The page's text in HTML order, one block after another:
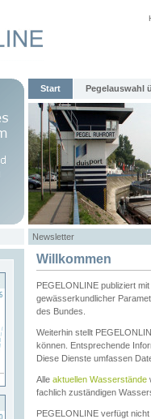
Start Pegelauswahl
Newsletter
Willkommen
PEGELONLINE publiziert
gewässerkundlicher
des Bundes.
Weiterhin stellt
können. Entsprechende
Diese Dienste umfassen
Alle aktuellen Wasserstände
fachlich zuständigen
PEGELONLINE verfügt